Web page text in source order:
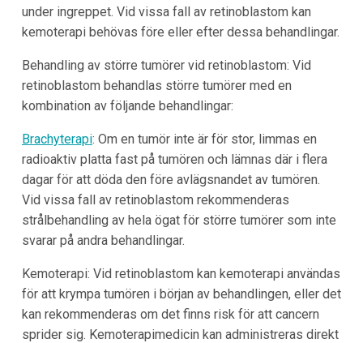
under ingreppet. Vid vissa fall av retinoblastom kan
kemoterapi behövas före eller efter dessa behandlingar.
Behandling av större tumörer vid retinoblastom: Vid
retinoblastom behandlas större tumörer med en
kombination av följande behandlingar:
Brachyterapi: Om en tumör inte är för stor, limmas en
radioaktiv platta fast på tumören och lämnas där i flera
dagar för att döda den före avlägsnandet av tumören.
Vid vissa fall av retinoblastom rekommenderas
strålbehandling av hela ögat för större tumörer som inte
svarar på andra behandlingar.
Kemoterapi: Vid retinoblastom kan kemoterapi användas
för att krympa tumören i början av behandlingen, eller det
kan rekommenderas om det finns risk för att cancern
sprider sig. Kemoterapimedicin kan administreras direkt